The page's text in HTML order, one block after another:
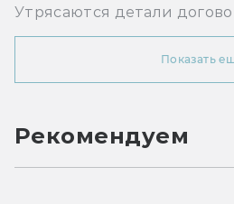
Утрясаются детали
Показать
Рекомендуем